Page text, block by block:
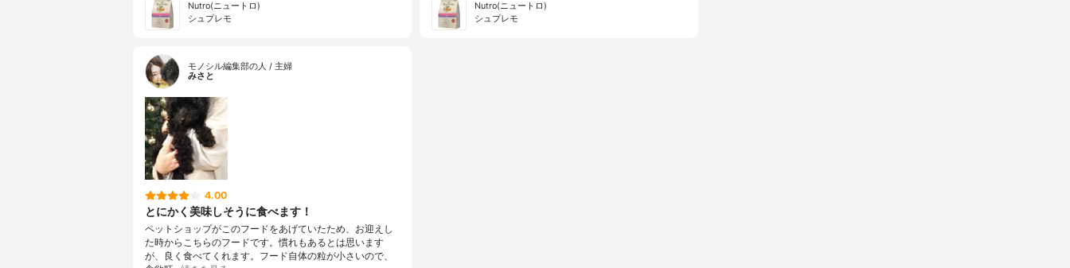
Nutro(ニュートロ)
シュプレモ
Nutro(ニュートロ)
シュプレモ
モノシル編集部の人 / 主婦
みさと
4.00
とにかく美味しそうに食べます！
ペットショップがこのフードをあげていたため、お迎えし
た時からこちらのフードです。慣れもあるとは思います
が、良く食べてくれます。フード自体の粒が小さいので、